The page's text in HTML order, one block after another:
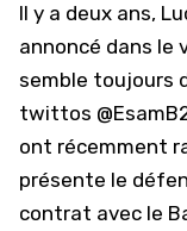
Il y a deux ans,
annoncé dans le
semble toujours
twittos
ont récemment
présente le
contrat avec le